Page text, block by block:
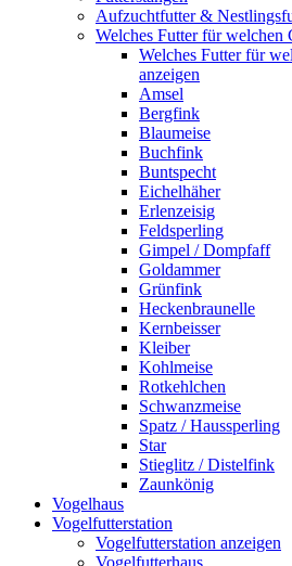
Aufzuchtfutter &
Welches Futter für welchen
Welches Futter für
anzeigen
Amsel
Bergfink
Blaumeise
Buchfink
Buntspecht
Eichelhäher
Erlenzeisig
Feldsperling
Gimpel / Dompfaff
Goldammer
Grünfink
Heckenbraunelle
Kernbeisser
Kleiber
Kohlmeise
Rotkehlchen
Schwanzmeise
Spatz / Haussperling
Star
Stieglitz / Distelfink
Zaunkönig
Vogelhaus
Vogelfutterstation
Vogelfutterstation anzeigen
Vogelfutterhaus